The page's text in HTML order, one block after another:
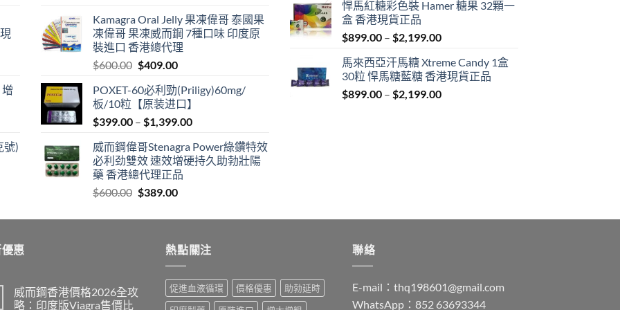
號)
was:
$599.00.
is:
$399.00.
Kamagra Oral Jelly 果凍偉哥 泰國果
凍偉哥 果凍威而鋼 7種口味 印度原
裝進口 香港總代理
$600.00 Original
was:
$600.00.
$409.00Current
is:
$409.00.
POXET-60必利勁(Priligy)60mg/
板/10粒【原装进口】
$399.00 – $1,399.00Price
$399.00
through
威而鋼偉哥Stenagra Power綠鑽特效
必利劲雙效 速效增硬持久助勃壯陽
藥 香港總代理正品
$600.00 Original
was:
$389.00Current
is:
$759.00
$1,939.00
悍馬紅糖彩色裝 Hamer 糖果 32顆一
盒 香港現貨正品
$899.00 – $2,199.00Price
$899.00
through
$2,199.00
馬來西亞汗馬糖 Xtreme Candy 1盒
30粒 悍馬糖藍糖 香港現貨正品
$899.00 – $2,199.00Price
惠
威而鋼香港價格2026全攻
略：印度版Viagra售價比
熱點關注
促進血液循環 價格優惠
助勃延時
聯絡
E-mail： thq198601@gmail.com
WhatsApp：852 63693344